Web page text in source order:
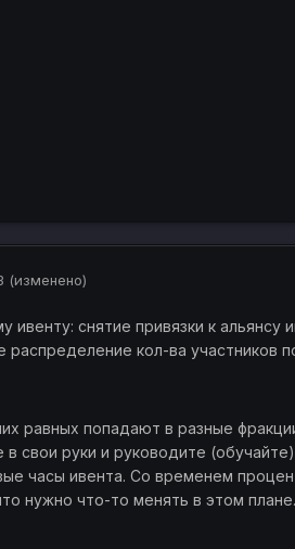
(изменено)
ивенту: снятие привязки к
кол-ва участников
равных попадают в разные
в свои руки и руководите
часы ивента. Со временем
нужно что-то менять в этом плане.